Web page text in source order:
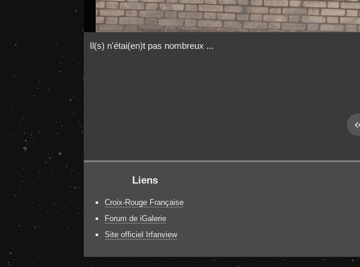
Il(s) n'étai(en)t pas nombreux ...
Liens
Croix-Rouge Française
Forum de iGalerie
Site officiel Irfanview